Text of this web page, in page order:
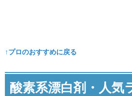
↑プロのおすすめに戻る
酸素系漂白剤・人気